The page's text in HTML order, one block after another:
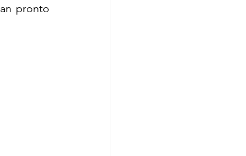
pronto